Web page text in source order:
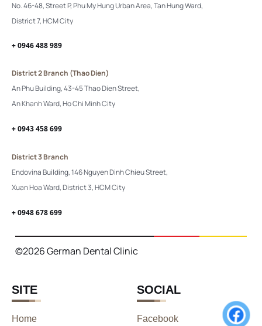
SITE
Home
SOCIAL
Facebook
No. 46-48, Street P, Phu My Hung Urban Area, Tan Hung Ward,
District 7, HCM City
+ 0946 488 989
District 2 Branch (Thao Dien)
An Phu Building, 43-45 Thao Dien Street,
An Khanh Ward, Ho Chi Minh City
+ 0943 458 699
District 3 Branch
Endovina Building, 146 Nguyen Dinh Chieu Street,
Xuan Hoa Ward, District 3, HCM City
+ 0948 678 699
©2026 German Dental Clinic